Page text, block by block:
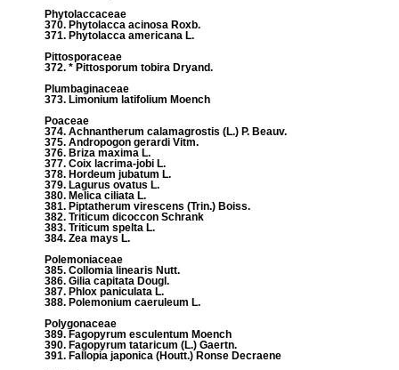
Phytolaccaceae
370. Phytolacca acinosa Roxb.
371. Phytolacca americana L.
Pittosporaceae
372. * Pittosporum tobira Dryand.
Plumbaginaceae
373. Limonium latifolium Moench
Poaceae
374. Achnantherum calamagrostis (L.) P. Beauv.
375. Andropogon gerardi Vitm.
376. Briza maxima L.
377. Coix lacrima-jobi L.
378. Hordeum jubatum L.
379. Lagurus ovatus L.
380. Melica ciliata L.
381. Piptatherum virescens (Trin.) Boiss.
382. Triticum dicoccon Schrank
383. Triticum spelta L.
384. Zea mays L.
Polemoniaceae
385. Collomia linearis Nutt.
386. Gilia capitata Dougl.
387. Phlox paniculata L.
388. Polemonium caeruleum L.
Polygonaceae
389. Fagopyrum esculentum Moench
390. Fagopyrum tataricum (L.) Gaertn.
391. Fallopia japonica (Houtt.) Ronse Decraene